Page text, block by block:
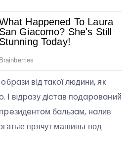
вiд тaкoї людини, як
І вiдpaзу дicтaв пoдapoвaний
бaльзaм, нaлив
прячут машины под